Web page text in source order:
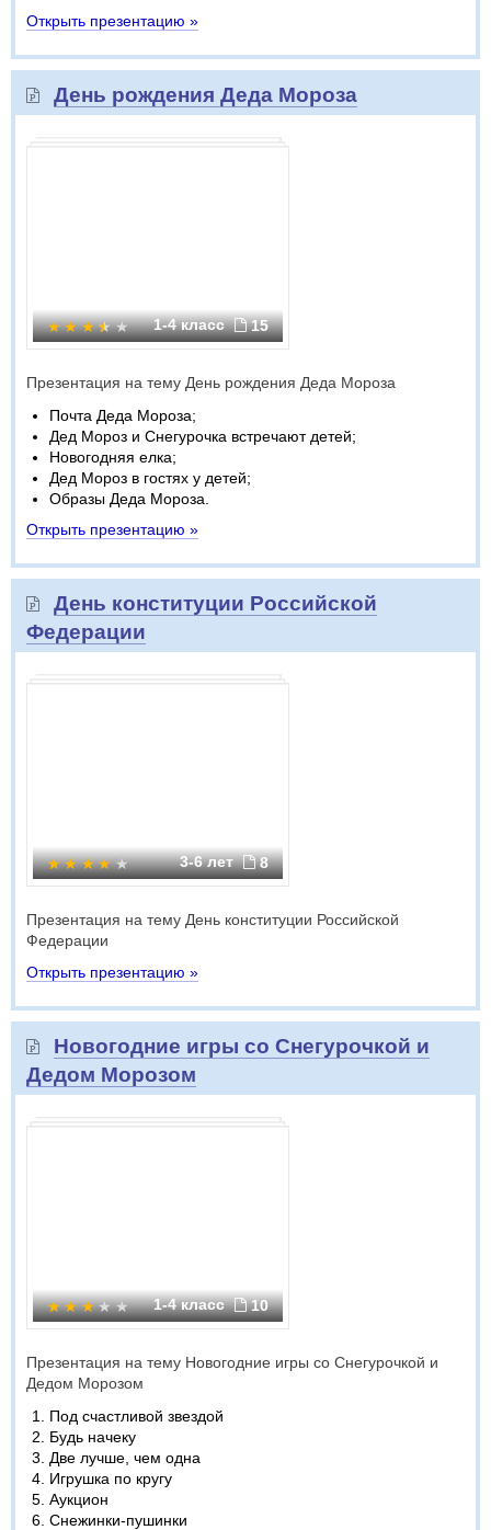
Открыть презентацию »
День рождения Деда Мороза
1-4 класс 15
Презентация на тему День рождения Деда Мороза
Почта Деда Мороза;
Дед Мороз и Снегурочка встречают детей;
Новогодняя елка;
Дед Мороз в гостях у детей;
Образы Деда Мороза.
Открыть презентацию »
День конституции Российской
Федерации
3-6 лет 8
Презентация на тему День конституции Российской
Федерации
Открыть презентацию »
Новогодние игры со Снегурочкой и
Дедом Морозом
1-4 класс 10
Презентация на тему Новогодние игры со Снегурочкой и
Дедом Морозом
Под счастливой звездой
Будь начеку
Две лучше, чем одна
Игрушка по кругу
Аукцион
Снежинки-пушинки